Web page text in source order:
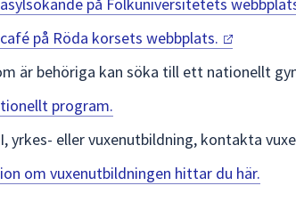
på Röda korsets webbplats.
är behöriga kan söka till ett nationellt
program.
yrkes- eller vuxenutbildning, kontakta
om vuxenutbildningen hittar du här.